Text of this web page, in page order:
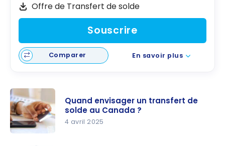
Offre de Transfert de solde
Souscrire
Comparer En savoir plus
Quand envisager un transfert de
solde au Canada ?
4 avril 2025